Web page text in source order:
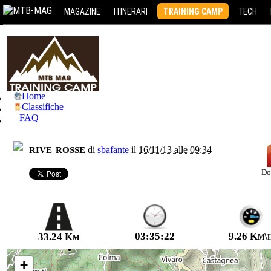
MAGAZINE ITINERARI TRAINING CAMP TECH
Home
Classifiche
FAQ
rive rosse di sbafante il 16/11/13 alle 09:34
33.24 Km 03:35:22 9.26
+